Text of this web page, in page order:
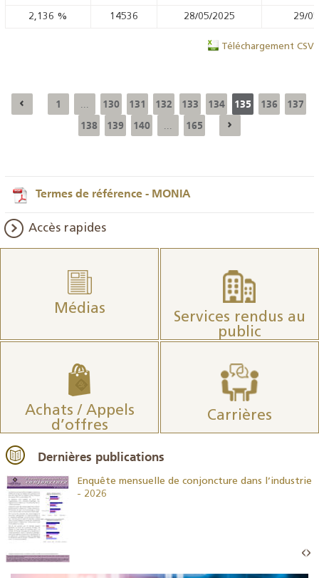
2,136 % 14536 28/05/2025 29/
Téléchargement CSV
1 130 131 132 133 134 135 136
137
138
139 140 165
Termes de référence - MONIA
Accès rapides
Médias
Services rendus au
public
Achats / Appels
d’offres
Carrières
Dernières publications
Enquête mensuelle de conjoncture dans l’industrie
- 2026